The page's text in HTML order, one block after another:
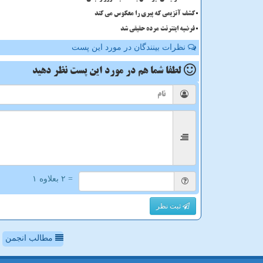
کشف آنزیمی که پیری را معکوس می کند
فرضیه اینترنت مرده حقیقی شد
نظرات بینندگان در مورد این پست
لطفا شما هم در مورد این پست نظر دهید
= ۲ بعلاوه ۱
ثبت نظر
مطالب انجمن